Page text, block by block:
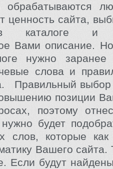
обрабатываются
ценность сайта,
каталоге и
Вами описание.
нужно заранее
слова и
Правильный выбор
позиции
поэтому
будет
слов, которые
Вашего сайта.
Если будут